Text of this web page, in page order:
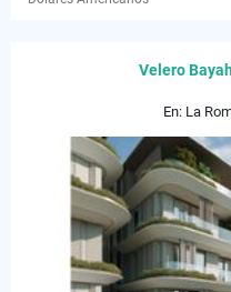
Velero
En: La